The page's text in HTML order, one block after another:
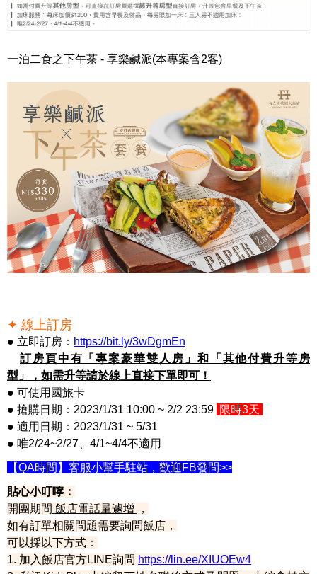
一泊二食之下午茶 - 享樂鹹派(本專案含2客)
✦ 線上訂房
● 立即訂房： https://bit.ly/3wDgmEn
訂房頁中有「專案豪華雙人房」和「其他付費升等房
型」，如需升等請於線上直接下單即可！
● 可使用國旅卡
● 搶購日期：2023/1/31 10:00 ~ 2/2 23:59 限時3天
● 適用日期：2023/1/31 ~ 5/31
● 唯2/24~2/27、4/1~4/4不適用
【QA時間】客服小幫手駐站，歡迎FB發問>>
貼心小叮嚀：
開團期間 飯店電話量遽增
，
如有訂單相關問題需要詢問飯店，
可以採以下方式：
1. 加入飯店官方LINE詢問 https://lin.ee/XIUOEw4